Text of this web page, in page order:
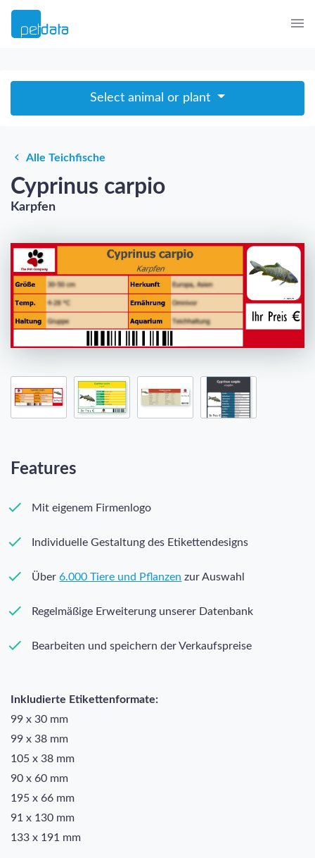
Select animal or plant
Alle Teichfische
Cyprinus carpio
Karpfen
Features
Mit eigenem Firmenlogo
Individuelle Gestaltung des Etikettendesigns
Über6.000 Tiere und Pflanzen zur Auswahl
Regelmäßige Erweiterung unserer Datenbank
Bearbeiten und speichern der Verkaufspreise
Inkludierte Etikettenformate:
99 x 30 mm
99 x 38 mm
105 x 38 mm
90 x 60 mm
195 x 66 mm
91 x 130 mm
133 x 191 mm